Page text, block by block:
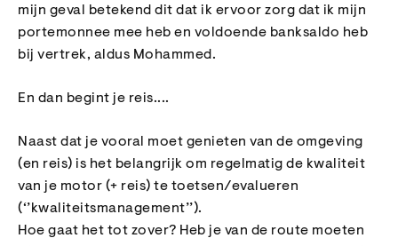
mijn geval betekend dit dat ik ervoor zorg dat ik mijn
portemonnee mee heb en voldoende banksaldo heb
bij vertrek, aldus Mohammed.
En dan begint je reis....
Naast dat je vooral moet genieten van de omgeving
(en reis) is het belangrijk om regelmatig de kwaliteit
van je motor (+ reis) te toetsen/evalueren
(‘’kwaliteitsmanagement’’).
Hoe gaat het tot zover? Heb je van de route moeten